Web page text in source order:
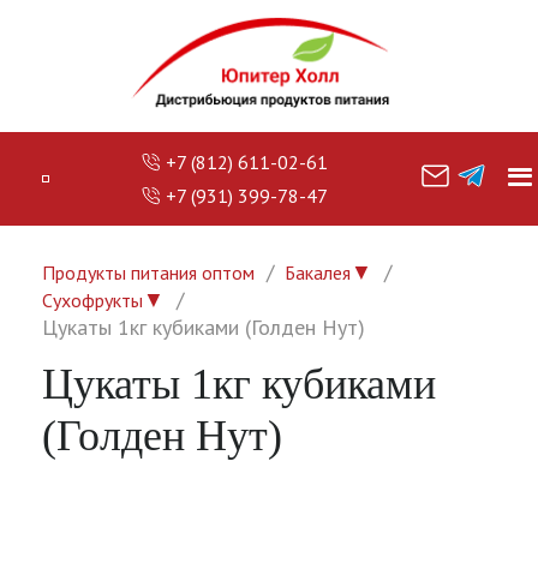
+7 (812) 611-02-61
+7 (931) 399-78-47
Продукты питания оптом Бакалея ▼
Сухофрукты ▼
Цукаты 1кг кубиками (Голден Нут)
Цукаты 1кг кубиками
(Голден Нут)